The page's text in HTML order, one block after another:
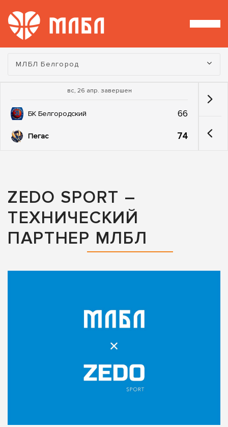
Турнир:
МЛБЛ Белгород
вс, 26 апр. завершен
БК Белгородский 66
Пегас 74
ZEDO SPORT –
ТЕХНИЧЕСКИЙ
ПАРТНЕР МЛБЛ